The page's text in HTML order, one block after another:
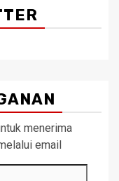
menerima
email